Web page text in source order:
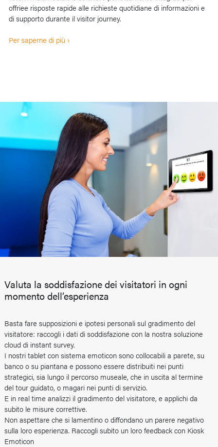
offriee risposte rapide alle richieste quotidiane di informazioni e
di supporto durante il visitor journey.
Per saperne di più ›
Valuta la soddisfazione dei visitatori in ogni
momento dell’esperienza
Basta fare supposizioni e ipotesi personali sul gradimento del
visitatore: raccogli i dati di soddisfazione con la nostra soluzione
cloud di instant survey.
I nostri tablet con sistema emoticon sono collocabili a parete, su
banco o su piantana e possono essere distribuiti nei punti
strategici, sia lungo il percorso museale, che in uscita al termine
del tour guidato, o magari nei punti di servizio.
E in real time analizzi il gradimento del visitatore, e applichi da
subito le misure correttive.
Non aspettare che si lamentino o diffondano un parere negativo
sulla loro esperienza. Raccogli subito un loro feedback con Kiosk
Emoticon